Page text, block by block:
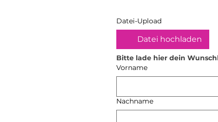
Datei-Upload
Datei hochladen
Bitte lade hier dein
Vorname
Nachname